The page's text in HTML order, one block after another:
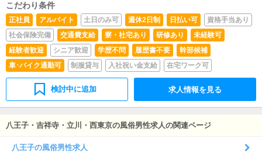
こだわり条件
正社員 アルバイト 土日のみ可 週休2日制 日払い可
資格手当あり
社会保険完備
交通費支給 寮・社宅あり 研修あり
未経験可
経験者歓迎
シニア歓迎 学歴不問 履歴書不要
幹部候補
車･バイク通勤可
制服貸与 入社祝い金支給 在宅ワーク可
検討中に追加 求人情報を見る
八王子・吉祥寺・立川・西東京の風俗男性求人の関連ページ
八王子の風俗男性求人